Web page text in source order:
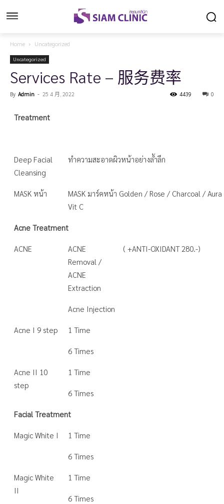
Home Uncategorized
Uncategorized
Services Rate – 服务费率
By Admin - 25 4 月, 2022 0
4439
Treatment
Deep Facial
Cleansing
ทำความสะอาดผิวหน้าอย่างล้ำลึก
MASK หน้า
MASK มาร์คหน้า Golden / Rose / Charcoal / Aura
Vit C
Acne Treatment
ACNE
ACNE
Removal /
ACNE
Extraction
( +ANTI-OXIDANT 280.-)
Acne Injection
Acne I 9 step 1 Time
6 Times
Acne II 10
step
1 Time
6 Times
Facial Treatment
Magic White I 1 Time
6 Times
Magic White
II
1 Time
6 Times